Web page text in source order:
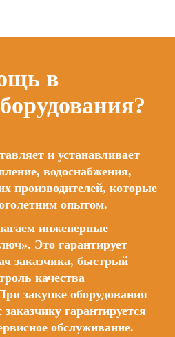
в
и устанавливает
водоснабжения,
производителей, которые
опытом.
инженерные
Это гарантирует
заказчика, быстрый
качества
закупке оборудования
гарантируется
обслуживание.